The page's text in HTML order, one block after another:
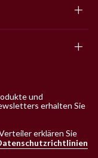
und
erhalten Sie
erklären Sie